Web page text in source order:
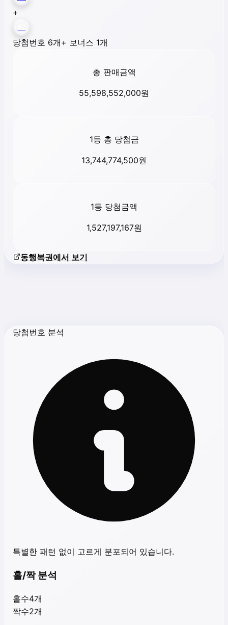
+
당첨번호 6개+ 보너스 1개
총 판매금액
55,598,552,000원
1등 총 당첨금
13,744,774,500원
1등 당첨금액
1,527,197,167원
동행복권에서 보기
당첨번호 분석
특별한 패턴 없이 고르게 분포되어 있습니다.
홀/짝 분석
홀수4개
짝수2개